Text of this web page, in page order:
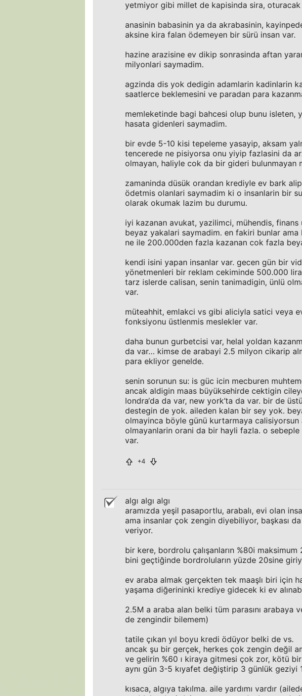
yetmiyor gibi millet de kapisinda sira,
anasinin babasinin ya da akrabasinin,
aksine kira falan ödemeyen bir sürü insan var.
hazine arazisine ev dikip sonrasinda aftan
milyonlari saymadim.
agzinda dis yok dedigin adamlarin kadinlarin
saatlerce beklemesini ve paradan para
memleketinde bagi bahcesi olup bunu isleten,
hasata gidenleri saymadim.
bir evde 5-10 kisi tepeleme yasayip, aksam
tencerede ne pisiyorsa onu yiyip fazlasini da
olmayan, haliyle cok da bir gideri bulunmayan
zamaninda düsük orandan krediyle ev bark
ödetmis olanlari saymadim ki o insanlarin bir
olarak okumak lazim bu durumu.
iyi kazanan avukat, yazilimci, mühendis,
beyaz yakalari saymadim. en fakiri bunlar
ne ile 200.000den fazla kazanan cok fazla
kendi isini yapan insanlar var. gecen gün bir
yönetmenleri bir reklam cekiminde 500.000
tarz islerde calisan, senin tanimadigin, ünlü
var.
müteahhit, emlakci vs gibi aliciyla satici veya
fonksiyonu üstlenmis meslekler var.
daha bunun gurbetcisi var, helal yoldan
da var… kimse de arabayi 2.5 milyon cikarip
para ekliyor genelde.
senin sorunun su: is güc icin mecburen
ancak aldigin maas büyüksehirde cektigin
londra‘da da var, new york‘ta da var. bir de
destegin de yok. aileden kalan bir sey yok.
olmayinca böyle günü kurtarmaya
olmayanlarin orani da bir hayli fazla. o
var.
+4
algı algı algı
aramızda yeşil pasaportlu, arabalı, evi olan
ama insanlar çok zengin diyebiliyor, başkası da
veriyor.
bir kere, bordrolu çalışanların %80i
bini geçtiğinde bordroluların yüzde 20sine
ev araba almak gerçekten tek maaşlı biri için
yaşama diğerininki krediye gidecek ki ev
2.5M a araba alan belki tüm parasını arabaya
de zengindir bilemem)
tatile çıkan yıl boyu kredi ödüyor belki de vs.
ancak şu bir gerçek, herkes çok zengin değil
ve gelirin %60 ı kiraya gitmesi çok zor, kötü
aynı gün 3-5 kıyafet değiştirip 3 günlük geziyi
kısaca, algıya takılma. aile yardımı vardır